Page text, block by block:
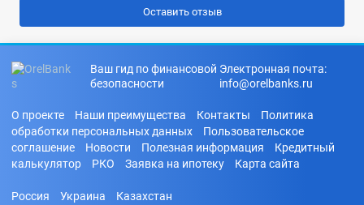
Ваш гид по финансовой
безопасности
Электронная почта:
info@orelbanks.ru
О проекте Наши преимущества Контакты
Политика
обработки персональных данных
Пользовательское
соглашение
Новости Полезная информация
Кредитный
калькулятор
РКО Заявка на ипотеку Карта сайта
Россия Украина Казахстан